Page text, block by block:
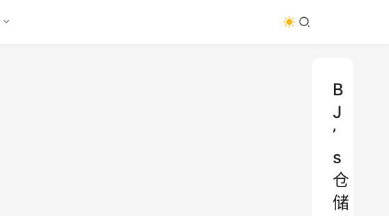
B
J
’
s
仓
储